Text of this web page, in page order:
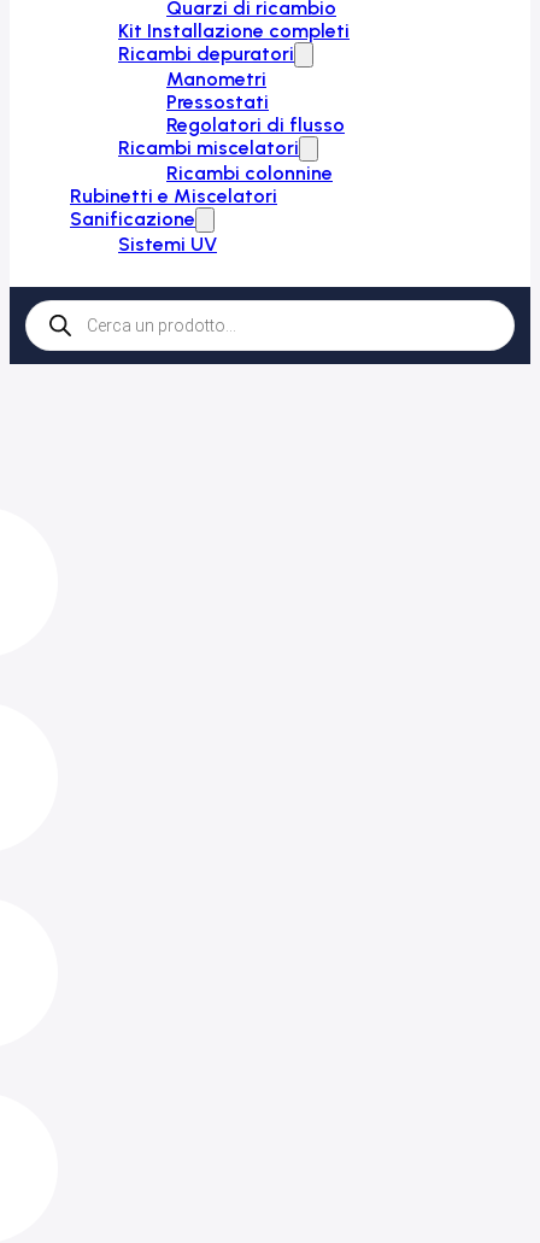
Quarzi di ricambio
Kit Installazione completi
Ricambi depuratori
Manometri
Pressostati
Regolatori di flusso
Ricambi miscelatori
Ricambi colonnine
Rubinetti e Miscelatori
Sanificazione
Sistemi UV
Products
search